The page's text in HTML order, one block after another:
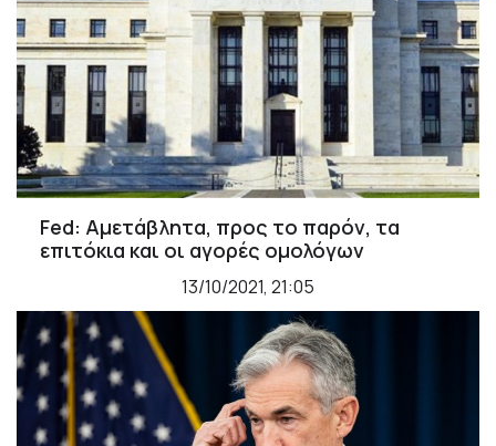
Fed: Αμετάβλητα, προς το παρόν, τα
επιτόκια και οι αγορές ομολόγων
13/10/2021, 21:05